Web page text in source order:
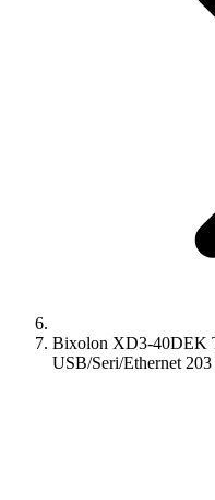
Bixolon XD3-40DEK
USB/Seri/Ethernet